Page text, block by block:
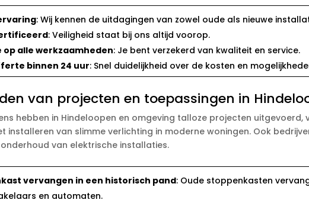
: Wij kennen de uitdagingen van zowel oude als nieuwe
: Veiligheid staat bij ons altijd voorop.
op alle werkzaamheden: Je bent verzekerd van kwaliteit en service.
binnen 24 uur: Snel duidelijkheid over de kosten en
van projecten en toepassingen in
hebben in Hindeloopen en omgeving talloze projecten
installeren van slimme verlichting in moderne woningen. Ook
van elektrische installaties.
vervangen in een historisch pand: Oude stoppenkasten
en automaten.